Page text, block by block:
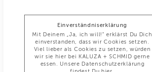
Einverständniserklärung
Mit Deinem „Ja, ich will!“ erklärst Du Dich
einverstanden, dass wir Cookies setzen.
Viel lieber als Cookies zu setzen, würden
wir sie hier bei KALUZA + SCHMID gerne
essen. Unsere Datenschutzerklärung